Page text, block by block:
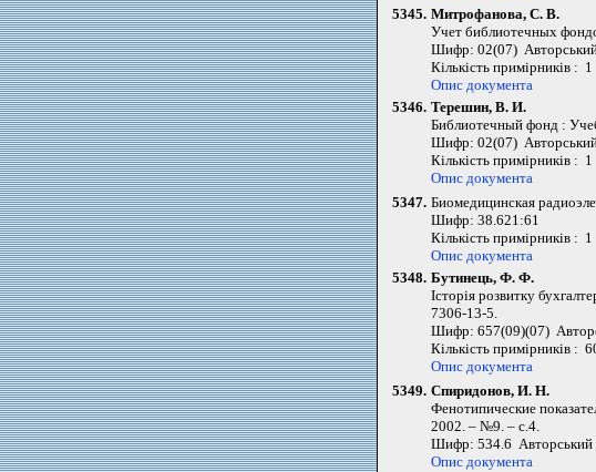
5345. Митрофанова, С. В.
Учет библиотечных
Шифр: 02(07)
Кількість примірників :
Опис документа
5346. Терешин, В. И.
Библиотечный фонд :
Шифр: 02(07)
Кількість примірників :
Опис документа
5347. Биомедицинская
Шифр: 38.621:61
Кількість примірників :
Опис документа
5348. Бутинець, Ф. Ф.
Історія розвитку
7306-13-5.
Шифр: 657(09)(07)
Кількість примірників :
Опис документа
5349. Спиридонов, И. Н.
Фенотипические
2002. – №9. – с.4.
Шифр: 534.6 Авторський
Опис документа